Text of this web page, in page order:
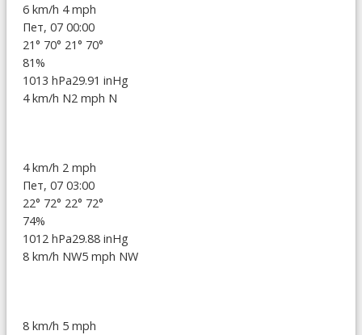
6 km/h 4 mph
Пет, 07 00:00
21° 70° 21° 70°
81%
1013 hPa29.91 inHg
4 km/h N2 mph N
4 km/h 2 mph
Пет, 07 03:00
22° 72° 22° 72°
74%
1012 hPa29.88 inHg
8 km/h NW5 mph NW
8 km/h 5 mph